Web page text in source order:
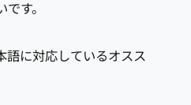
す。
語に対応しているオスス